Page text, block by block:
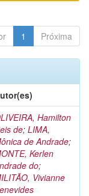
1 Próxima
Hamilton
de; LIMA,
de Andrade;
Kerlen
do;
Vivianne